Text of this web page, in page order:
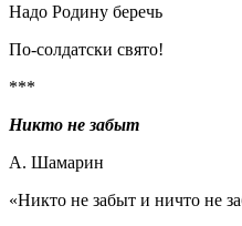
Надо Родину беречь
По-солдатски свято!
***
Никто не забыт
А. Шамарин
«Никто не забыт и ничто не